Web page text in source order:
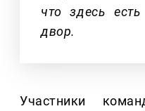
что здесь
двор.
Участники